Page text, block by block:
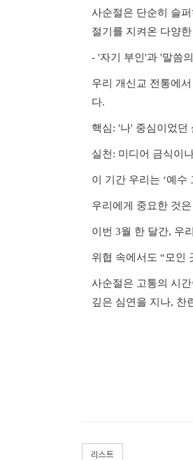
사순절은 단순히 슬
절기를 지켜온 다양
- '자기 부인 '과 '말씀
우리 개신교 전통에
다.
핵심: '나' 중심이었던
실천 : 미디어 금식이
이 기간 우리는 ‘예수
우리에게 중요한 것
이번 3월 한 달간, 우
위협 속에서도 “모인
사순절은 고통의 시
깊은 심연을 지나, 찬
리스트